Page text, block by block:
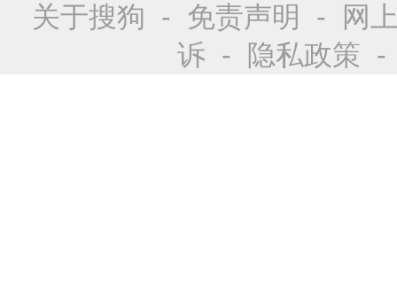
关于搜狗 - 免责声明 -
网
诉 - 隐私政策 -